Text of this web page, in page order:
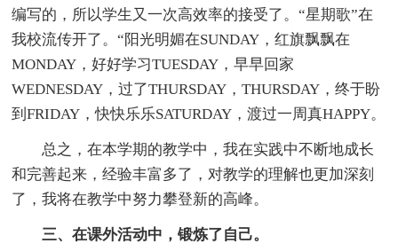
编写的，所以学生又一次高效率的接受了。“星期歌”在
我校流传开了。“阳光明媚在SUNDAY，红旗飘飘在
MONDAY，好好学习TUESDAY，早早回家
WEDNESDAY，过了THURSDAY，THURSDAY，终于盼
到FRIDAY，快快乐乐SATURDAY，渡过一周真HAPPY。
总之，在本学期的教学中，我在实践中不断地成长
和完善起来，经验丰富多了，对教学的理解也更加深刻
了，我将在教学中努力攀登新的高峰。
三、在课外活动中，锻炼了自己。